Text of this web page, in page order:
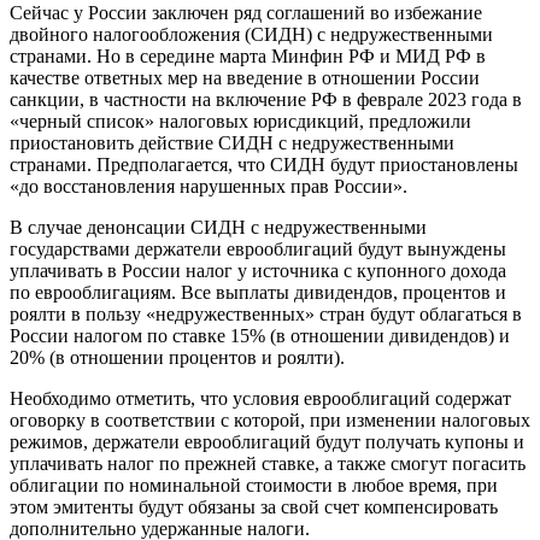
Сейчас у России заключен ряд соглашений во избежание
двойного налогообложения (СИДН) с недружественными
странами. Но в середине марта Минфин РФ и МИД РФ в
качестве ответных мер на введение в отношении России
санкции, в частности на включение РФ в феврале 2023 года в
«черный список» налоговых юрисдикций, предложили
приостановить действие СИДН с недружественными
странами. Предполагается, что СИДН будут приостановлены
«до восстановления нарушенных прав России».
В случае денонсации СИДН с недружественными
государствами держатели еврооблигаций будут вынуждены
уплачивать в России налог у источника с купонного дохода
по еврооблигациям. Все выплаты дивидендов, процентов и
роялти в пользу «недружественных» стран будут облагаться в
России налогом по ставке 15% (в отношении дивидендов) и
20% (в отношении процентов и роялти).
Необходимо отметить, что условия еврооблигаций содержат
оговорку в соответствии с которой, при изменении налоговых
режимов, держатели еврооблигаций будут получать купоны и
уплачивать налог по прежней ставке, а также смогут погасить
облигации по номинальной стоимости в любое время, при
этом эмитенты будут обязаны за свой счет компенсировать
дополнительно удержанные налоги.